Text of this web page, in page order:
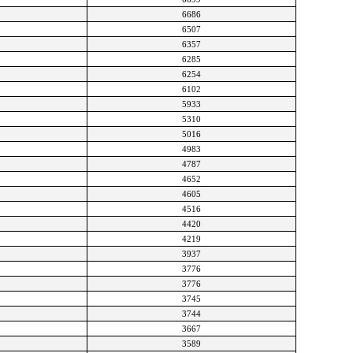
6686
6507
6357
6285
6254
6102
5933
5310
5016
4983
4787
4652
4605
4516
4420
4219
3937
3776
3776
3745
3744
3667
3589